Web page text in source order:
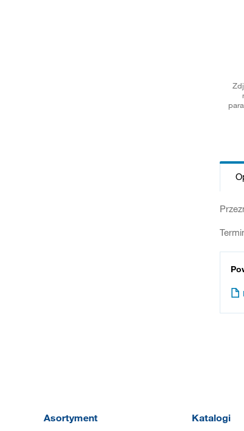
Asortyment Katalogi